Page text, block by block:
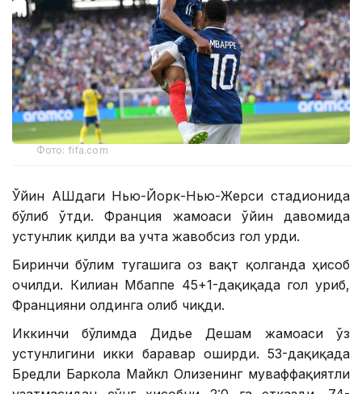
Фото: fifa.com
Ўйин АҚШдаги Нью-Йорк-Нью-Жерси стадионида
бўлиб ўтди. Франция жамоаси ўйин давомида
устунлик қилди ва учта жавобсиз гол урди.
Биринчи бўлим тугашига оз вақт қолганда ҳисоб
очилди. Килиан Мбаппе 45+1-дақиқада гол уриб,
Францияни олдинга олиб чиқди.
Иккинчи бўлимда Дидье Дешам жамоаси ўз
устунлигини икки баравар оширди. 53-дақиқада
Бредли Баркола Майкл Олизенинг муваффақиятли